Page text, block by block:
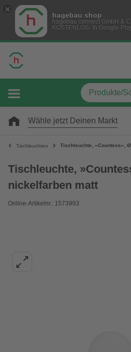
hagebau shop
hagebau connect GmbH &
KOSTENLOS- In Google
Wähle jetzt Deinen Markt
Tischleuchten Tischleuchte, »Countess«,
Tischleuchte,
nickelfarben matt
Online-Artikelnr.: 1573993